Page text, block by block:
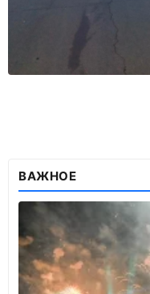
ВАЖНОЕ